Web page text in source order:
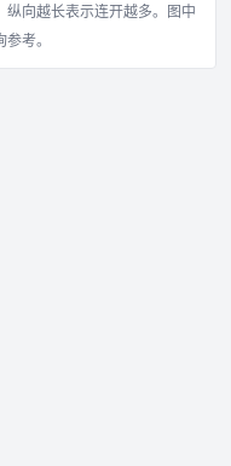
向越长表示连开越多。图中
考。